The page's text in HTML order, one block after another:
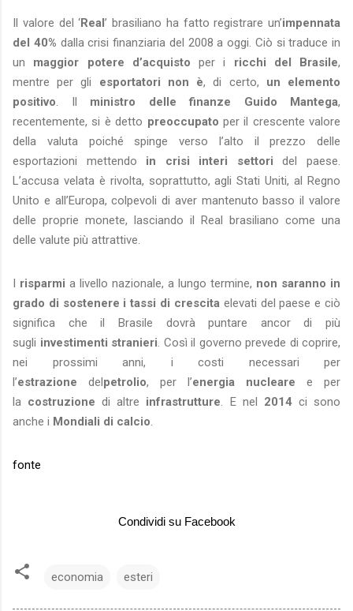
Il valore del ‘Real’ brasiliano ha fatto registrare un’impennata
del 40% dalla crisi finanziaria del 2008 a oggi. Ciò si traduce in
un maggior potere d’acquisto per i ricchi del Brasile,
mentre per gli esportatori non è, di certo, un elemento
positivo. Il ministro delle finanze Guido Mantega,
recentemente, si è detto preoccupato per il crescente valore
della valuta poiché spinge verso l’alto il prezzo delle
esportazioni mettendo in crisi interi settori del paese.
L’accusa velata è rivolta, soprattutto, agli Stati Uniti, al Regno
Unito e all’Europa, colpevoli di aver mantenuto basso il valore
delle proprie monete, lasciando il Real brasiliano come una
delle valute più attrattive.
I risparmi a livello nazionale, a lungo termine, non saranno in
grado di sostenere i tassi di crescitaelevati del paese e ciò
significa che il Brasile dovrà puntare ancor di più
sugli investimenti stranieri. Così il governo prevede di coprire,
nei prossimi anni, i costi necessari per
l’estrazione delpetrolio, per l’energia nucleare e per
la costruzione di altre infrastrutture. E nel 2014ci sono
anche i Mondiali di calcio.
fonte
Condividi su Facebook
economia esteri